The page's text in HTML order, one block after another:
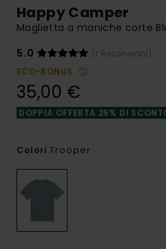
Happy Camper
Maglietta a maniche corte
5.0
(1 Recensioni)
ECO-BONUS
35,00 €
DOPPIA OFFERTA 25% DI
Colori Trooper